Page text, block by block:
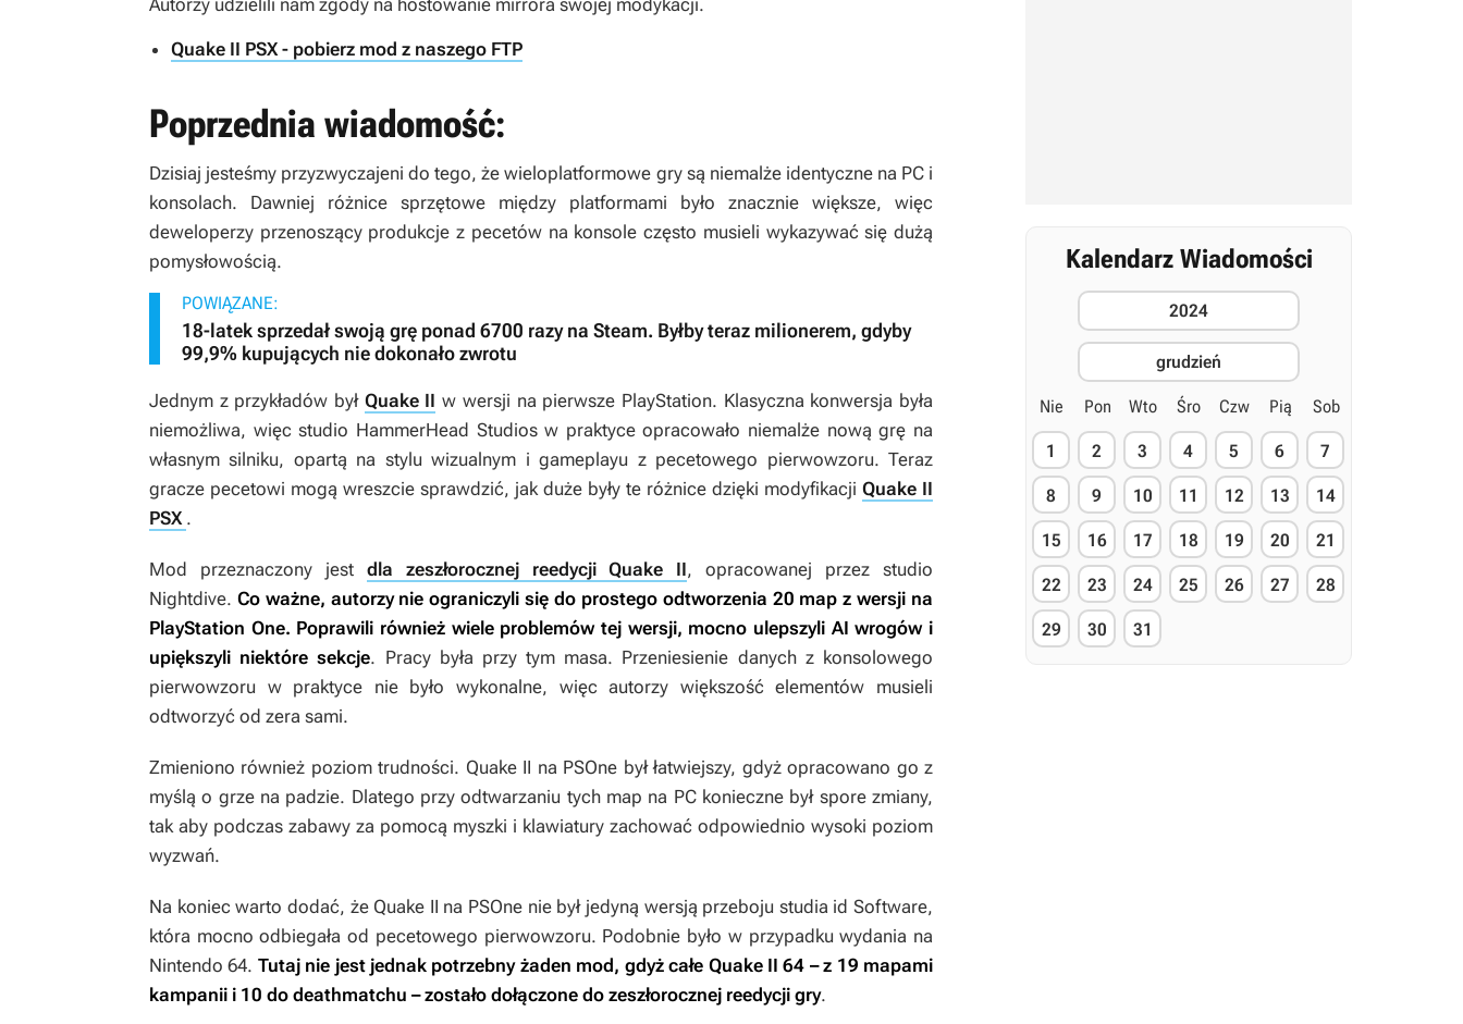
Autorzy udzielili nam zgody na hostowanie mirrora swojej modykacji.
Quake II PSX - pobierz mod z naszego FTP
Poprzednia wiadomość:
Dzisiaj jesteśmy przyzwyczajeni do tego, że wieloplatformowe gry są niemalże identyczne na PC i
konsolach. Dawniej różnice sprzętowe między platformami było znacznie większe, więc
deweloperzy przenoszący produkcje z pecetów na konsole często musieli wykazywać się dużą
pomysłowością.
POWIĄZANE:
18-latek sprzedał swoją grę ponad 6700 razy na Steam. Byłby teraz milionerem, gdyby
99,9% kupujących nie dokonało zwrotu
Jednym z przykładów był Quake II w wersji na pierwsze PlayStation. Klasyczna konwersja była
niemożliwa, więc studio HammerHead Studios w praktyce opracowało niemalże nową grę na
własnym silniku, opartą na stylu wizualnym i gameplayu z pecetowego pierwowzoru. Teraz
gracze pecetowi mogą wreszcie sprawdzić, jak duże były te różnice dzięki modyfikacji Quake II
PSX .
Mod przeznaczony jest dla zeszłorocznej reedycji Quake II, opracowanej przez studio
Nightdive. Co ważne, autorzy nie ograniczyli się do prostego odtworzenia 20 map z wersji na
PlayStation One. Poprawili również wiele problemów tej wersji, mocno ulepszyli AI wrogów i
upiększyli niektóre sekcje. Pracy była przy tym masa. Przeniesienie danych z konsolowego
pierwowzoru w praktyce nie było wykonalne, więc autorzy większość elementów musieli
odtworzyć od zera sami.
Zmieniono również poziom trudności. Quake II na PSOne był łatwiejszy, gdyż opracowano go z
myślą o grze na padzie. Dlatego przy odtwarzaniu tych map na PC konieczne był spore zmiany,
tak aby podczas zabawy za pomocą myszki i klawiatury zachować odpowiednio wysoki poziom
wyzwań.
Na koniec warto dodać, że Quake II na PSOne nie był jedyną wersją przeboju studia id Software,
która mocno odbiegała od pecetowego pierwowzoru. Podobnie było w przypadku wydania na
Nintendo 64. Tutaj nie jest jednak potrzebny żaden mod, gdyż całe Quake II 64 – z 19 mapami
kampanii i 10 do deathmatchu – zostało dołączone do zeszłorocznej reedycji gry.
Kalendarz Wiadomości
2024
grudzień
Nie Pon Wto Śro Czw Pią Sob
1 2 3 4 5 6 7
8 9 10 11 12 13 14
15 16 17 18 19 20 21
22 23 24 25 26 27 28
29 30 31